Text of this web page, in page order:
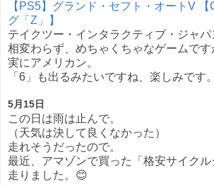
【PS5】グランド・セフト・オートV
グ「Z」】
テイクツー・インタラクティブ・ジャパ
相変わらず、めちゃくちゃなゲームです
実にアメリカン。
「6」も出るみたいですね、楽しみです。
5月15日
この日は雨は止んで。
（天気は決して良くなかった）
走れそうだったので。
最近、アマゾンで買った「格安サイク
走りました。😊